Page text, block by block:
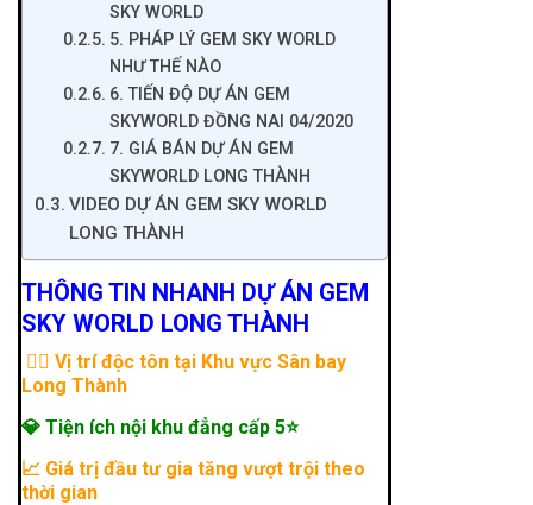
SKY WORLD
5. PHÁP LÝ GEM SKY WORLD
NHƯ THẾ NÀO
6. TIẾN ĐỘ DỰ ÁN GEM
SKYWORLD ĐỒNG NAI 04/2020
7. GIÁ BÁN DỰ ÁN GEM
SKYWORLD LONG THÀNH
VIDEO DỰ ÁN GEM SKY WORLD
LONG THÀNH
THÔNG TIN NHANH DỰ ÁN GEM
SKY WORLD LONG THÀNH
🏳‍🌈 Vị trí độc tôn tại Khu vực Sân bay
Long Thành
💎 Tiện ích nội khu đẳng cấp 5⭐
📈 Giá trị đầu tư gia tăng vượt trội theo
thời gian